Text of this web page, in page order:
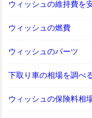
ウィッシュの維持費を
ウィッシュの燃費
ウィッシュのパーツ
下取り車の相場を調べ
ウィッシュの保険料相